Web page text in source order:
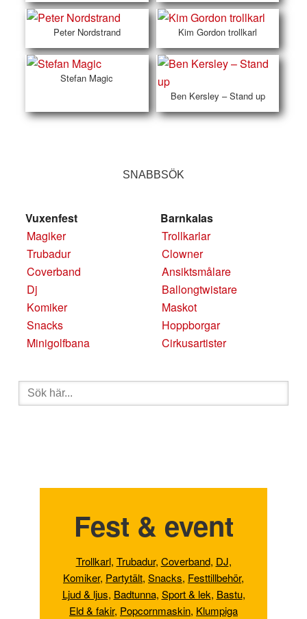
Peter Nordstrand Kim Gordon trollkarl
Stefan Magic
Ben Kersley – Stand up
SNABBSÖK
Vuxenfest
Magiker
Trubadur
Coverband
Dj
Komiker
Snacks
Minigolfbana
Barnkalas
Trollkarlar
Clowner
Ansiktsmålare
Ballongtwistare
Maskot
Hoppborgar
Cirkusartister
Sök
efter:
Fest & event
Trollkarl, Trubadur, Coverband, DJ,
Komiker, Partytält, Snacks, Festtillbehör,
Ljud & ljus, Badtunna, Sport & lek, Bastu,
Eld & fakir, Popcornmaskin, Klumpiga